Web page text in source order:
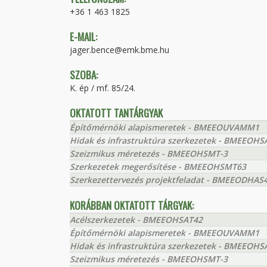
+36 1 463 1825
E-MAIL:
jager.bence@emk.bme.hu
SZOBA:
K. ép / mf. 85/24.
OKTATOTT TANTÁRGYAK
Építőmérnöki alapismeretek - BMEEOUVAMM1
Hidak és infrastruktúra szerkezetek -
Szeizmikus méretezés - BMEEOHSMT-3
Szerkezetek megerősítése - BMEEOHSMT63
Szerkezettervezés projektfeladat -
KORÁBBAN OKTATOTT TÁRGYAK:
Acélszerkezetek - BMEEOHSAT42
Építőmérnöki alapismeretek - BMEEOUVAMM1
Hidak és infrastruktúra szerkezetek -
Szeizmikus méretezés - BMEEOHSMT-3